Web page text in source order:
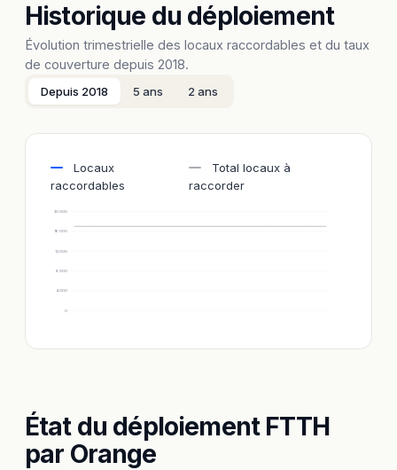
Historique du déploiement
Évolution trimestrielle des locaux raccordables et du taux
de couverture depuis 2018.
Depuis 2018 5 ans 2 ans
Locaux
raccordables
Total locaux à
raccorder
0
4 000
8 000
12 000
16 000
20 000
État du déploiement FTTH
par Orange